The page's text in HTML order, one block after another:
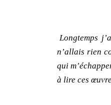
Longtemps
n’allais rien
qui
à lire ces